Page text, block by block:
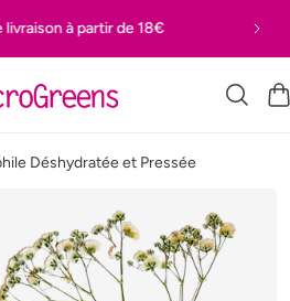
livraison à partir de 18€
Déshydratée et Pressée